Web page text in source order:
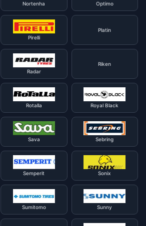
Nortenha
Optimo
Pirelli
Platin
Radar
Riken
Rotalla Royal Black
Sava Sebring
Semperit
Sonix
Sumitomo Sunny